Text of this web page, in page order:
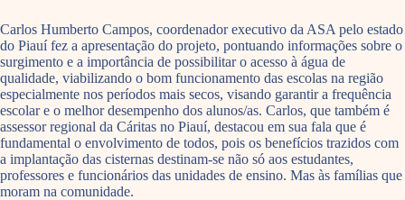
Carlos Humberto Campos, coordenador executivo da ASA pelo estado
do Piauí fez a apresentação do projeto, pontuando informações sobre o
surgimento e a importância de possibilitar o acesso à água de
qualidade, viabilizando o bom funcionamento das escolas na região
especialmente nos períodos mais secos, visando garantir a frequência
escolar e o melhor desempenho dos alunos/as. Carlos, que também é
assessor regional da Cáritas no Piauí, destacou em sua fala que é
fundamental o envolvimento de todos, pois os benefícios trazidos com
a implantação das cisternas destinam-se não só aos estudantes,
professores e funcionários das unidades de ensino. Mas às famílias que
moram na comunidade.